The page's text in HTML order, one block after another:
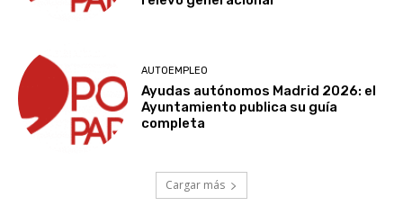
AUTOEMPLEO
Ayudas autónomos Madrid 2026: el
Ayuntamiento publica su guía
completa
Cargar más